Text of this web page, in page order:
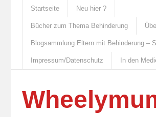
Startseite Neu hier ?
Bücher zum Thema Behinderung
Blogsammlung Eltern mit Behinderung –
Impressum/Datenschutz In den